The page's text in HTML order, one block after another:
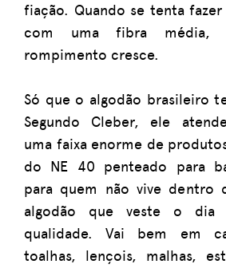
fiação. Quando se tenta
com uma fibra média,
rompimento cresce.
Só que o algodão brasileiro
Segundo Cleber, ele
uma faixa enorme de
do NE 40 penteado para
para quem não vive dentro
algodão que veste o
qualidade. Vai bem em
toalhas, lençois, malhas,